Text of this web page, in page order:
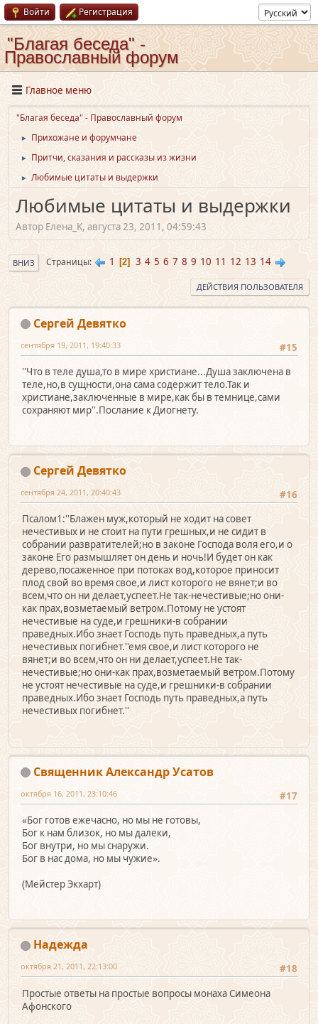
Войти Регистрация
"Благая беседа" -
Православный форум
Главное меню
"Благая беседа" - Православный форум
► Прихожане и форумчане
► Притчи, сказания и рассказы из жизни
► Любимые цитаты и выдержки
Любимые цитаты и выдержки
Автор Елена_K, августа 23, 2011, 04:59:43
ВНИЗ Страницы 1 2 3 4 5 6 7 8 9 10 11 12 13 14
ДЕЙСТВИЯ ПОЛЬЗОВАТЕЛЯ
Сергей Девятко
#15
сентября 19, 2011, 19:40:33
''Что в теле душа,то в мире христиане...Душа заключена в
теле,но,в сущности,она сама содержит тело.Так и
христиане,заключенные в мире,как бы в темнице,сами
сохраняют мир''.Послание к Диогнету.
Сергей Девятко
#16
сентября 24, 2011, 20:40:43
Псалом1:''Блажен муж,который не ходит на совет
нечестивых и не стоит на пути грешных,и не сидит в
собрании развратителей;но в законе Господа воля его,и о
законе Его размышляет он день и ночь!И будет он как
дерево,посаженное при потоках вод,которое приносит
плод свой во время свое,и лист которого не вянет;и во
всем,что он ни делает,успеет.Не так-нечестивые;но они-
как прах,возметаемый ветром.Потому не устоят
нечестивые на суде,и грешники-в собрании
праведных.Ибо знает Господь путь праведных,а путь
нечестивых погибнет.''емя свое,и лист которого не
вянет;и во всем,что он ни делает,успеет.Не так-
нечестивые;но они-как прах,возметаемый ветром.Потому
не устоят нечестивые на суде,и грешники-в собрании
праведных.Ибо знает Господь путь праведных,а путь
нечестивых погибнет.''
Священник Александр Усатов
#17
октября 16, 2011, 23:10:46
«Бог готов ежечасно, но мы не готовы,
Бог к нам близок, но мы далеки,
Бог внутри, но мы снаружи.
Бог в нас дома, но мы чужие».
(Мейстер Экхарт)
Надежда
#18
октября 21, 2011, 22:13:00
Простые ответы на простые вопросы монаха Симеона
Афонского